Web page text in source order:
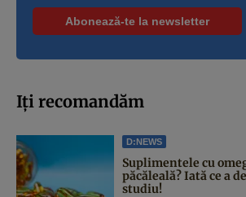
Iți recomandăm
D:NEWS
Suplimentele cu
păcăleală? Iată ce a
studiu!